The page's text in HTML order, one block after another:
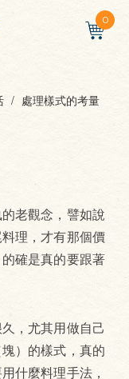
0
處理樣式的考量
老觀念，譬如說
理，才有那個價
確是真的要跟著
，尤其用做自己
）的樣式，真的
什麼料理手法，